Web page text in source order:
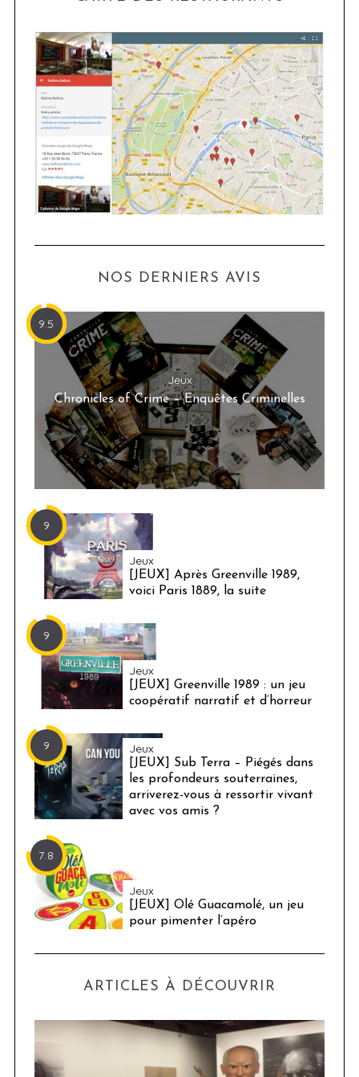
NOS DERNIERS AVIS
9.5
Jeux
Chronicles of Crime – Enquêtes Criminelles
9
Jeux
[JEUX] Après Greenville 1989,
voici Paris 1889, la suite
9
Jeux
[JEUX] Greenville 1989 : un jeu
coopératif narratif et d’horreur
9 Jeux
[JEUX] Sub Terra – Piégés dans
les profondeurs souterraines,
arriverez-vous à ressortir vivant
avec vos amis ?
7.8
Jeux
[JEUX] Olé Guacamolé, un jeu
pour pimenter l’apéro
ARTICLES À DÉCOUVRIR